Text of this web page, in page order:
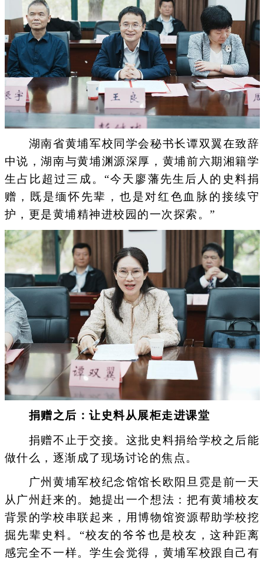
湖南省黄埔军校同学会秘书长谭双翼在致辞
中说，湖南与黄埔渊源深厚，黄埔前六期湘籍学
生占比超过三成。“今天廖藩先生后人的史料捐
赠，既是缅怀先辈，也是对红色血脉的接续守
护，更是黄埔精神进校园的一次探索。”
捐赠之后：让史料从展柜走进课堂
捐赠不止于交接。这批史料捐给学校之后能
做什么，逐渐成了现场讨论的焦点。
广州黄埔军校纪念馆馆长欧阳旦霓是前一天
从广州赶来的。她提出一个想法：把有黄埔校友
背景的学校串联起来，用博物馆资源帮助学校挖
掘先辈史料。“校友的爷爷也是校友，这种距离
感完全不一样。学生会觉得，黄埔军校跟自己有